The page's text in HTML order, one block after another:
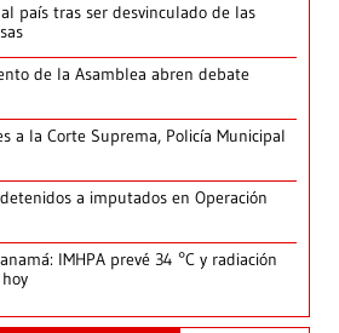
país tras ser desvinculado de las
de la Asamblea abren debate
a la Corte Suprema, Policía Municipal
a imputados en Operación
IMHPA prevé 34 °C y radiación